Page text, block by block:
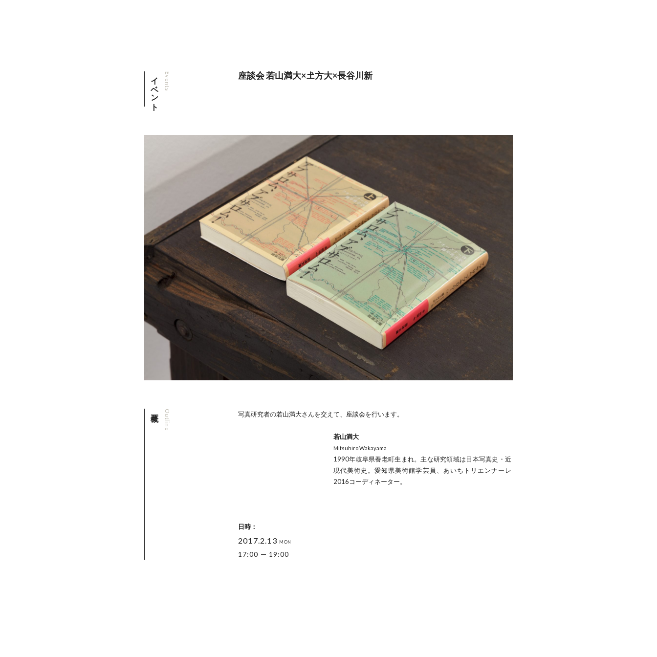
イベント Events 座談会 若山満大×𡈽方大×長谷川新
Outline 写真研究者の若山満大さんを交えて、座談会を行います。
若山満大
Mitsuhiro Wakayama
1990年岐阜県養老町生まれ。主な研究領域は日本写真史・近
現代美術史。愛知県美術館学芸員、あいちトリエンナーレ
2016コーディネーター。
日時：
2017.2.13 MON
17:00 19:00